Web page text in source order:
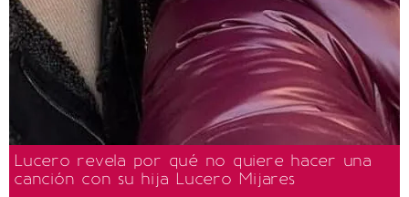
Lucero revela por qué no quiere hacer una
canción con su hija Lucero Mijares